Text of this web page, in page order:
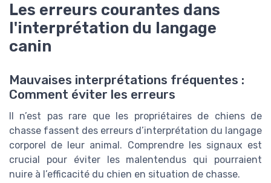
Les erreurs courantes dans
l'interprétation du langage
canin
Mauvaises interprétations fréquentes :
Comment éviter les erreurs
Il n’est pas rare que les propriétaires de chiens de
chasse fassent des erreurs d’interprétation du langage
corporel de leur animal. Comprendre les signaux est
crucial pour éviter les malentendus qui pourraient
nuire à l’efficacité du chien en situation de chasse.